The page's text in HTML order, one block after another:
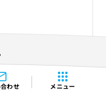
わせ メニュー